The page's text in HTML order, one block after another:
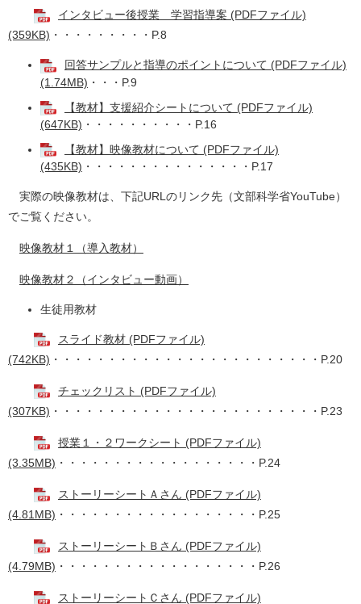
インタビュー後授業 学習指導案 (PDFファイル)
(359KB) ・・・・・・・・・P.8
回答サンプルと指導のポイントについて (PDFファイル)
(1.74MB) ・・・P.9
【教材】支援紹介シートについて (PDFファイル)
(647KB) ・・・・・・・・・・P.16
【教材】映像教材について (PDFファイル)
(435KB) ・・・・・・・・・・・・・・・P.17
実際の映像教材は、下記URLのリンク先（文部科学省YouTube）
でご覧ください。
映像教材１（導入教材）
映像教材２（インタビュー動画）
生徒用教材
スライド教材 (PDFファイル)
(742KB) ・・・・・・・・・・・・・・・・・・・・・・・・P.20
チェックリスト (PDFファイル)
(307KB) ・・・・・・・・・・・・・・・・・・・・・・・・P.23
授業１・２ワークシート (PDFファイル)
(3.35MB) ・・・・・・・・・・・・・・・・・・P.24
ストーリーシートＡさん (PDFファイル)
(4.81MB) ・・・・・・・・・・・・・・・・・・P.25
ストーリーシートＢさん (PDFファイル)
(4.79MB) ・・・・・・・・・・・・・・・・・・P.26
ストーリーシートＣさん (PDFファイル)